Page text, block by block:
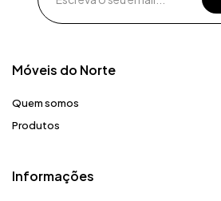
Móveis do Norte​
Quem somos
Produtos
Informações